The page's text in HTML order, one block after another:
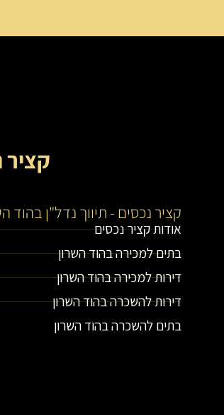
קציר
קציר נכסים - תיווך נדל"ן בהוד
אודות קציר נכסים
בתים למכירה בהוד השרון
דירות למכירה בהוד השרון
דירות להשכרה בהוד השרון
בתים להשכרה בהוד השרון